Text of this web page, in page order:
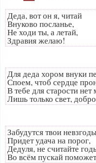
Деда, вот он я, читай
Внуково посланье,
Не ходи ты, а летай,
Здравия желаю!
Для деда хором внуки
Споем, чтоб сердце
В тебе для старости нет
Лишь только свет,
Забудутся твои
Придет удача на порог,
Дедуля, не считайте
Во всём пускай